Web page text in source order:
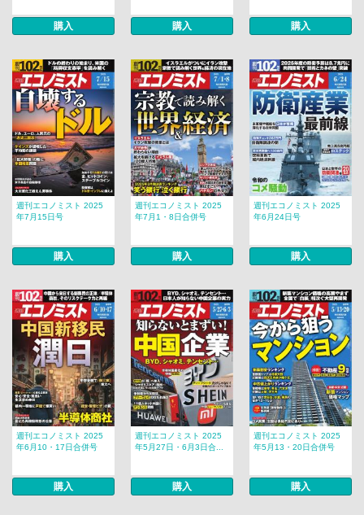
購入 購入 購入
週刊エコノミスト 2025
年7月15日号
購入
週刊エコノミスト 2025
年7月1・8日合併号
購入
週刊エコノミスト 2025
年6月24日号
購入
週刊エコノミスト 2025
年6月10・17日合併号
購入
週刊エコノミスト 2025
年5月27日・6月3日合...
購入
週刊エコノミスト 2025
年5月13・20日合併号
購入